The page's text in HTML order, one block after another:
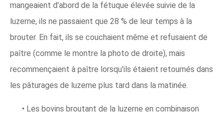
mangeaient d'abord de la fétuque élevée suivie de la
luzerne, ils ne passaient que 28 % de leur temps à la
brouter. En fait, ils se couchaient même et refusaient de
paître (comme le montre la photo de droite), mais
recommençaient à paître lorsqu'ils étaient retournés dans
les pâturages de luzerne plus tard dans la matinée.
• Les bovins broutant de la luzerne en combinaison